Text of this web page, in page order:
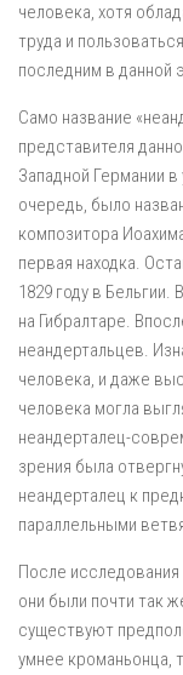
человека, хотя
труда и
последним в данной
Само название
представителя
Западной Германии
очередь, было
композитора
первая находка.
1829 году в Бельгии.
на Гибралтаре.
неандертальцев.
человека, и даже
человека могла
неандерталец-
зрения была
неандерталец к
параллельными
После исследования
они были почти так
существуют
умнее кроманьонца,